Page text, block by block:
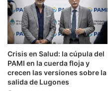
creer que es posible
remarcó.
“Inauguramos
casa tras tiempos
forzadospor el
Crisis en Salud: la cúpula del
PAMI en la cuerda floja y
crecen las versiones sobre la
salida de Lugones